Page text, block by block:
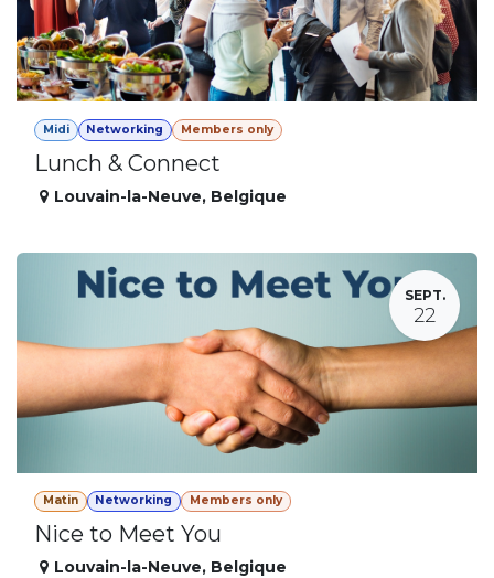
Midi Networking Members only
Lunch & Connect
Louvain-la-Neuve, Belgique
SEPT.
22
Matin Networking Members only
Nice to Meet You
Louvain-la-Neuve, Belgique